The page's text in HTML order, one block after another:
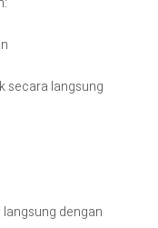
secara langsung
dengan